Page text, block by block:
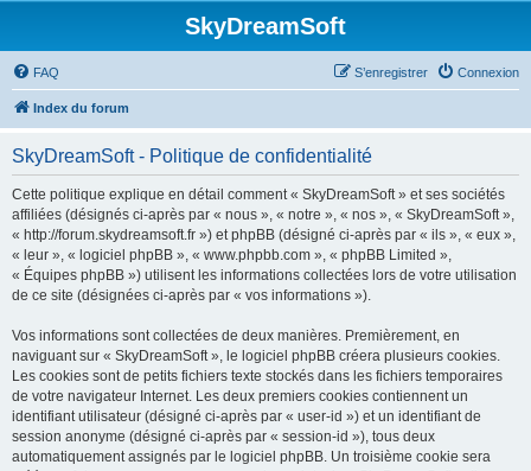
SkyDreamSoft
FAQ Connexion
S’enregistrer
Index du forum
SkyDreamSoft - Politique de confidentialité
Cette politique explique en détail comment « SkyDreamSoft » et ses sociétés
affiliées (désignés ci-après par « nous », « notre », « nos », « SkyDreamSoft »,
« http://forum.skydreamsoft.fr ») et phpBB (désigné ci-après par « ils », « eux »,
« leur », « logiciel phpBB », « www.phpbb.com », « phpBB Limited »,
« Équipes phpBB ») utilisent les informations collectées lors de votre utilisation
de ce site (désignées ci-après par « vos informations »).
Vos informations sont collectées de deux manières. Premièrement, en
naviguant sur « SkyDreamSoft », le logiciel phpBB créera plusieurs cookies.
Les cookies sont de petits fichiers texte stockés dans les fichiers temporaires
de votre navigateur Internet. Les deux premiers cookies contiennent un
identifiant utilisateur (désigné ci-après par « user-id ») et un identifiant de
session anonyme (désigné ci-après par « session-id »), tous deux
automatiquement assignés par le logiciel phpBB. Un troisième cookie sera